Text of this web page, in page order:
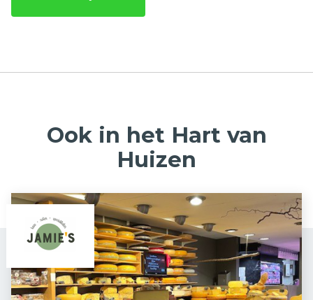
Ook in het Hart van
Huizen